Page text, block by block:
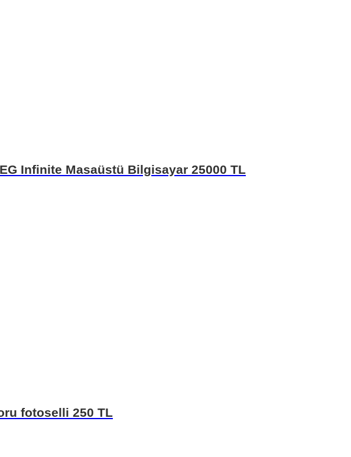
Infinite Masaüstü Bilgisayar 25000 TL
fotoselli 250 TL